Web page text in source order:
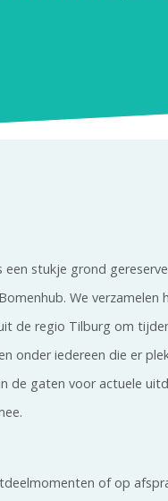
een stukje grond
We verzamelen
de regio Tilburg om
onder iedereen die er
de gaten voor actuele
of op